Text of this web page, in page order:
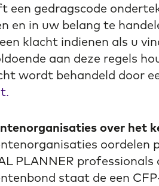
een gedragscode
en in uw belang te
klacht indienen als u
aan deze regels
wordt behandeld door
over het
oordelen
PLANNER
staat de een